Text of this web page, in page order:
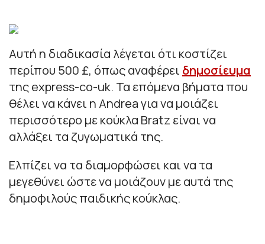
Αυτή η διαδικασία λέγεται ότι κοστίζει
περίπου 500 £, όπως αναφέρει δημοσίευμα
της express-co-uk. Τα επόμενα βήματα που
θέλει να κάνει η Andrea για να μοιάζει
περισσότερο με κούκλα Bratz είναι να
αλλάξει τα ζυγωματικά της.
Ελπίζει να τα διαμορφώσει και να τα
μεγεθύνει ώστε να μοιάζουν με αυτά της
δημοφιλούς παιδικής κούκλας.